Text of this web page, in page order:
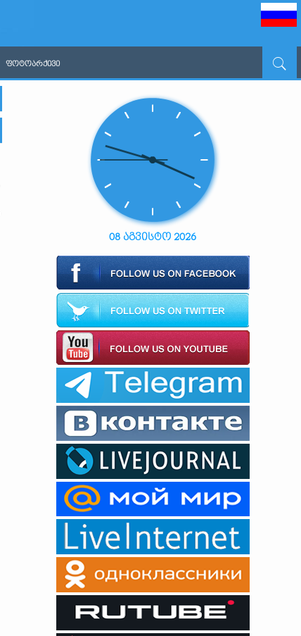
ᲤᲝᲢᲝᲐᲠᲥᲘᲕᲘ
08 აგვისტო 2026